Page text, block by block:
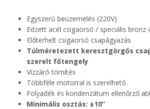
Egyszerű beüzemelés (220V)
Edzett acél csigaorsó / speciális bronz
Előterhelt csigaorsó csapágyazás
Túlméretezett keresztgörgős
szerelt főtengely
Vízzáró tömítés
Többféle motorral is szerelhető
Folyadék és kondenzátum ellenőrző
Minimális osztás: ±10”